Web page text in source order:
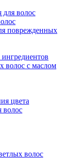
волос
поврежденных
волос с маслом
цвета
волос
волос